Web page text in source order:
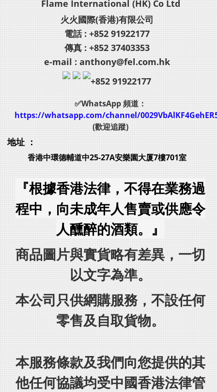
Flame International (HK) Co Ltd
火火國際(香港)有限公司
電話 : +852 91922177
傳真 : +852 37403353
e-mail : anthony@fel.com.hk
+852 91922177
✅WhatsApp 頻道：
https://whatsapp.com/channel/
(歡迎追蹤)
地址 ：
香港中環德輔道中25-27A安樂園大厦7樓701室
『根據香港法律，不得在業務過
程中，向未成年人售賣或供應令
人醺醉的酒類。』
商品圖片與實貨略有差異，一切
以文字為準。
本公司只供網購服務，不設任何
零售及自取貨物。
本服務條款及我們向您提供的其
他任何協議均受中國香港法律管